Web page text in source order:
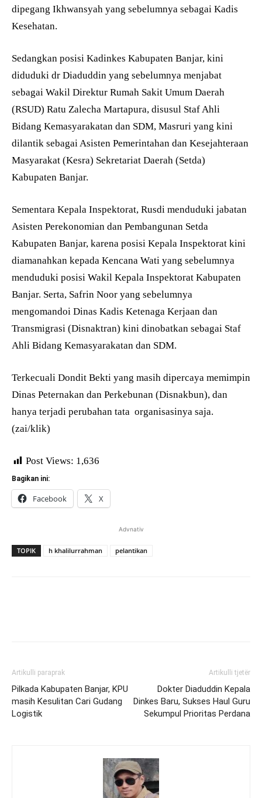
dipegang Ikhwansyah yang sebelumnya sebagai Kadis
Kesehatan.
Sedangkan posisi Kadinkes Kabupaten Banjar, kini
diduduki dr Diaduddin yang sebelumnya menjabat
sebagai Wakil Direktur Rumah Sakit Umum Daerah
(RSUD) Ratu Zalecha Martapura, disusul Staf Ahli
Bidang Kemasyarakatan dan SDM, Masruri yang kini
dilantik sebagai Asisten Pemerintahan dan Kesejahteraan
Masyarakat (Kesra) Sekretariat Daerah (Setda)
Kabupaten Banjar.
Sementara Kepala Inspektorat, Rusdi menduduki jabatan
Asisten Perekonomian dan Pembangunan Setda
Kabupaten Banjar, karena posisi Kepala Inspektorat kini
diamanahkan kepada Kencana Wati yang sebelumnya
menduduki posisi Wakil Kepala Inspektorat Kabupaten
Banjar. Serta, Safrin Noor yang sebelumnya
mengomandoi Dinas Kadis Ketenaga Kerjaan dan
Transmigrasi (Disnaktran) kini dinobatkan sebagai Staf
Ahli Bidang Kemasyarakatan dan SDM.
Terkecuali Dondit Bekti yang masih dipercaya memimpin
Dinas Peternakan dan Perkebunan (Disnakbun), dan
hanya terjadi perubahan tata organisasinya saja.
(zai/klik)
Post Views: 1,636
Bagikan ini:
Facebook X
Advnativ
TOPIK h khalilurrahman pelantikan
Artikulli paraprak
Pilkada Kabupaten Banjar, KPU
masih Kesulitan Cari Gudang
Logistik
Artikulli tjetër
Dokter Diaduddin Kepala
Dinkes Baru, Sukses Haul Guru
Sekumpul Prioritas Perdana